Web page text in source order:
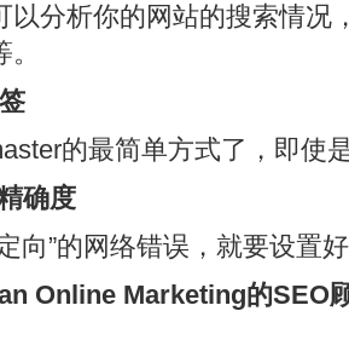
以分析你的网站的搜索情况
的最简单方式了，即使
确度
向”的网络错误，就要设置
Online Marketing的SEO